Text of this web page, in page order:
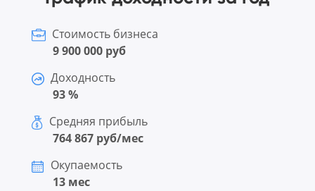
Стоимость бизнеса
9 900 000 руб
Доходность
93 %
Средняя прибыль
764 867 руб/мес
Окупаемость
13 мес